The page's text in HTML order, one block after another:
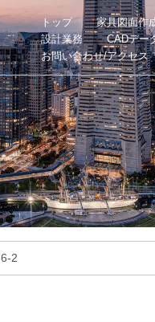
トップ 家具図面作
設計業務
CADデー
お問い合わせ/アクセス
6-2